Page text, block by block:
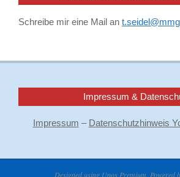
Schreibe mir eine Mail an
Impressum &
Impressum – Datenschutzhinweis
Designed using Unos Premium . Powered